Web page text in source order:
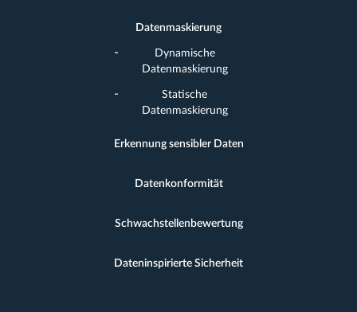
Datenmaskierung
Dynamische
Datenmaskierung
Statische
Datenmaskierung
Erkennung sensibler Daten
Datenkonformität
Schwachstellenbewertung
Dateninspirierte Sicherheit